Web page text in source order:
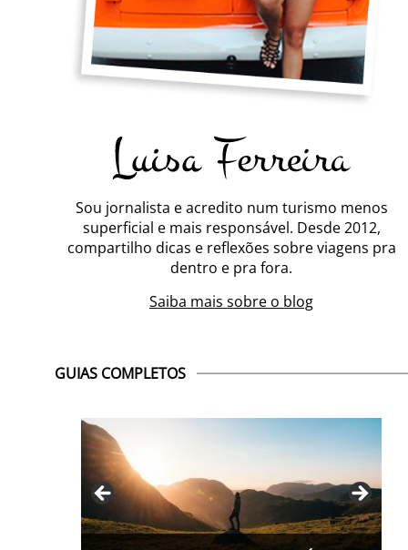
Sou jornalista e acredito num turismo menos
superficial e mais responsável. Desde 2012,
compartilho dicas e reflexões sobre viagens pra
dentro e pra fora.
Saiba mais sobre o blog
GUIAS COMPLETOS